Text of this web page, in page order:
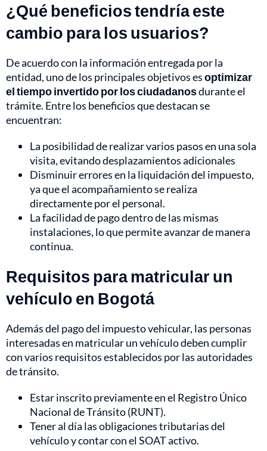
¿Qué beneficios tendría este
cambio para los usuarios?
De acuerdo con la información entregada por la
entidad, uno de los principales objetivos esoptimizar
el tiempo invertido por los ciudadanosdurante el
trámite. Entre los beneficios que destacan se
encuentran:
La posibilidad de realizar varios pasos en una sola
visita, evitando desplazamientos adicionales
Disminuir errores en la liquidación del impuesto,
ya que el acompañamiento se realiza
directamente por el personal.
La facilidad de pago dentro de las mismas
instalaciones, lo que permite avanzar de manera
continua.
Requisitos para matricular un
vehículo en Bogotá
Además del pago del impuesto vehicular, las personas
interesadas en matricular un vehículo deben cumplir
con varios requisitos establecidos por las autoridades
de tránsito.
Estar inscrito previamente en el Registro Único
Nacional de Tránsito (RUNT).
Tener al día las obligaciones tributarias del
vehículo y contar con el SOAT activo.